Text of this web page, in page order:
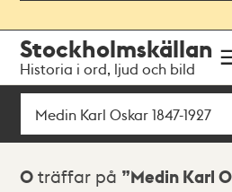
navigationen
huvudinnehållet
Stockholmskällan
Historia i ord, ljud och bild
Sök
Sökresultat
0 träffar på Medin Karl